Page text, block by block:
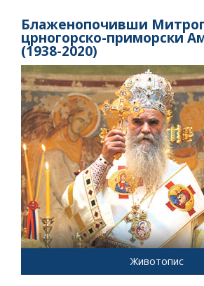
Блаженопочивши
црногорско-приморски
(1938-2020)
Животопис